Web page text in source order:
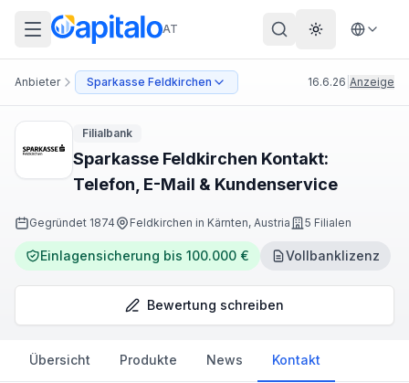
AT Theme
Anbieter Sparkasse Feldkirchen 16.6.26 Anzeige
Filialbank
Sparkasse Feldkirchen Kontakt:
Telefon, E-Mail & Kundenservice
Gegründet 1874 Feldkirchen in Kärnten, Austria 5 Filialen
Einlagensicherung bis 100.000 € Vollbanklizenz
Bewertung schreiben
Übersicht Produkte News Kontakt